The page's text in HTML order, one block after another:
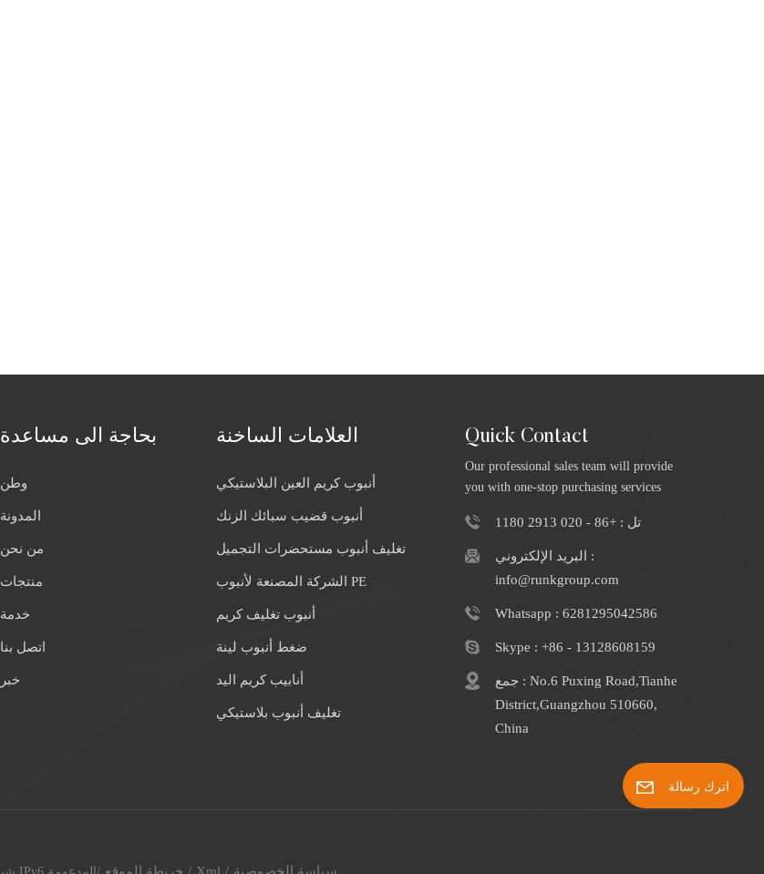
بحاجة الى مساعدة
وطن
المدونة
من نحن
منتجات
خدمة
اتصل بنا
خبر
العلامات الساخنة
أنبوب كريم العين البلاستيكي
أنبوب قضيب سبائك الزنك
تغليف أنبوب مستحضرات التجميل
الشركة المصنعة لأنبوب PE
أنبوب تغليف كريم
ضغط أنبوب لينة
أنابيب كريم اليد
تغليف أنبوب بلاستيكي
Quick Contact
Our professional sales team will provide
you with one-stop purchasing services
تل : +86 - 020 2913 1180
البريد الإلكتروني :
info@runkgroup.com
Whatsapp : 6281295042586
Skype : +86 - 13128608159
جمع : No.6 Puxing Road,Tianhe
District,Guangzhou 510660,
China
اترك رسالة